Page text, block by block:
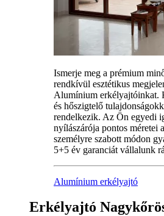
Ismerje meg a prémium
rendkívül esztétikus
Alumínium erkélyajtóinkat.
és hőszigtelő
rendelkezik. Az Ön egyedi
nyílászárója pontos méretei
személyre szabott módon
5+5 év garanciát vállalunk
Alumínium erkélyajtó
Erkélyajtó